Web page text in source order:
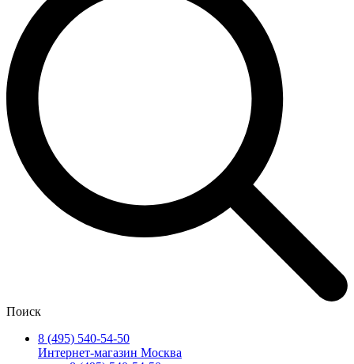
Поиск
8 (495) 540-54-50
Интернет-магазин Москва